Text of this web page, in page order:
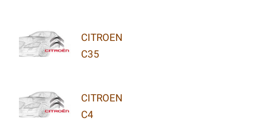
CITROEN
C35
CITROEN
C4